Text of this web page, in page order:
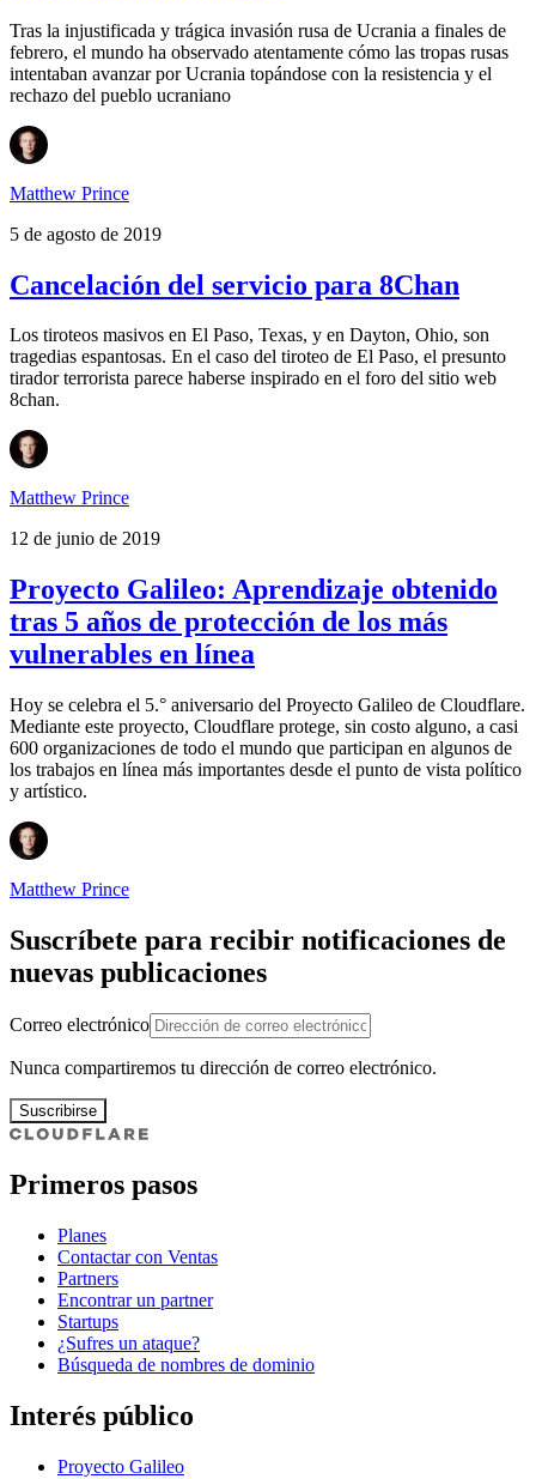
Tras la injustificada y trágica invasión rusa de Ucrania a finales de
febrero, el mundo ha observado atentamente cómo las tropas rusas
intentaban avanzar por Ucrania topándose con la resistencia y el
rechazo del pueblo ucraniano
Matthew Prince
5 de agosto de 2019
Cancelación del servicio para 8Chan
Los tiroteos masivos en El Paso, Texas, y en Dayton, Ohio, son
tragedias espantosas. En el caso del tiroteo de El Paso, el presunto
tirador terrorista parece haberse inspirado en el foro del sitio web
8chan.
Matthew Prince
12 de junio de 2019
Proyecto Galileo: Aprendizaje obtenido
tras 5 años de protección de los más
vulnerables en línea
Hoy se celebra el 5.° aniversario del Proyecto Galileo de Cloudflare.
Mediante este proyecto, Cloudflare protege, sin costo alguno, a casi
600 organizaciones de todo el mundo que participan en algunos de
los trabajos en línea más importantes desde el punto de vista político
y artístico.
Matthew Prince
Suscríbete para recibir notificaciones de
nuevas publicaciones
Correo electrónico
Nunca compartiremos tu dirección de correo electrónico.
Suscribirse
Primeros pasos
Planes
Contactar con Ventas
Partners
Encontrar un partner
Startups
¿Sufres un ataque?
Búsqueda de nombres de dominio
Interés público
Proyecto Galileo